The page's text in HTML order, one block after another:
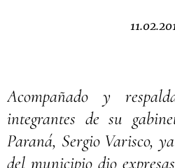
Acompañado y
integrantes de su
Paraná, Sergio Varisco,
del municipio dio